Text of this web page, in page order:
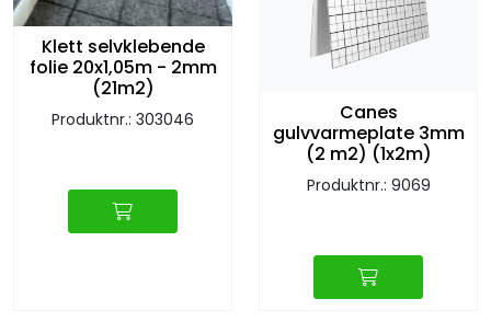
Klett selvklebende
folie 20x1,05m - 2mm
(21m2)
Produktnr.: 303046
Canes
gulvvarmeplate 3mm
(2 m2) (1x2m)
Produktnr.: 9069